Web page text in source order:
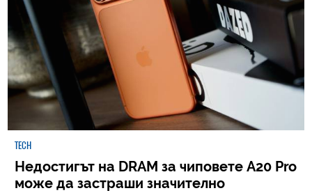
TECH
Недостигът на DRAM за чиповете A20 Pro
може да застраши значително